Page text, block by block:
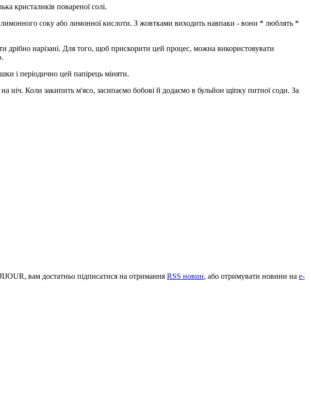
кристаликів повареної солі.
соку або лимонної кислоти. З жовтками виходить навпаки - вони * люблять *
дрібно нарізані. Для того, щоб прискорити цей процес, можна використовувати
і періодично цей папірець міняти.
ніч. Коли закипить м'ясо, засипаємо бобові й додаємо в бульйон щіпку питної соди. За
вам достатньо підписатися на отримання RSS новин, або отримувати новини на e-